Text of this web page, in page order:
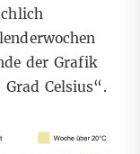
der Grafik
Celsius“.